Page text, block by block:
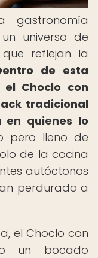
gastronomía
universo de
reflejan la
de esta
Choclo con
tradicional
quienes lo
pero lleno de
de la cocina
autóctonos
perdurado a
el Choclo con
un bocado